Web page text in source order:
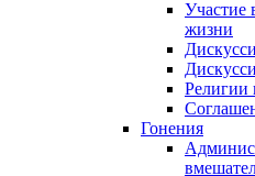
Участие
жизни
Религии
Гонения